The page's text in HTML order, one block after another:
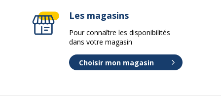
Les magasins
Pour connaître les disponibilités
dans votre magasin
Choisir mon magasin